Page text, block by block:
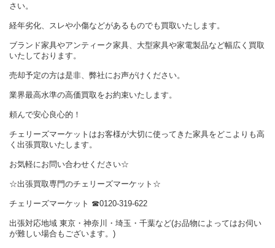
さい。
経年劣化、スレや小傷などがあるものでも買取いたします。
ブランド家具やアンティーク家具、大型家具や家電製品など幅広く買取
いたしております。
売却予定の方は是非、弊社にお声がけください。
業界最高水準の高価買取をお約束いたします。
頼んで安心良心的！
チェリーズマーケットはお客様が大切に使ってきた家具をどこよりも高
く出張買取いたします。
お気軽にお問い合わせください☆
☆出張買取専門のチェリーズマーケット☆
チェリーズマーケット ☎︎0120-319-622
出張対応地域 東京・神奈川・埼玉・千葉など(お品物によってはお伺い
が難しい場合もございます。)